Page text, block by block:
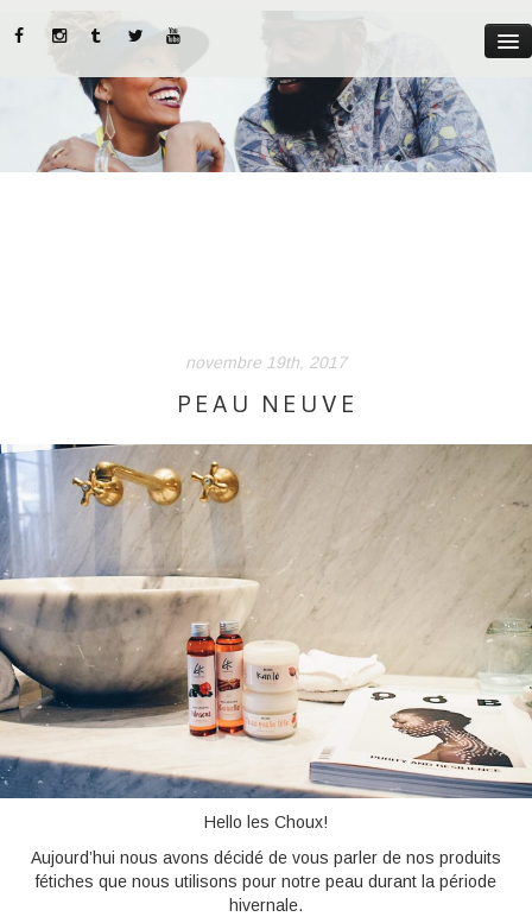
MYST
ABOUT US
PARUTIONS
BONNES ADRESSES
CONTACTS
novembre 19th, 2017
PEAU NEUVE
Hello les Choux!
Aujourd’hui nous avons décidé de vous parler de nos produits
fétiches que nous utilisons pour notre peau durant la période
hivernale.